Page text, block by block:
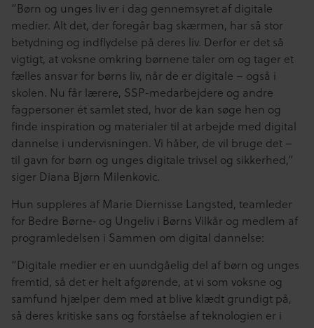
”Børn og unges liv er i dag gennemsyret af digitale
medier. Alt det, der foregår bag skærmen, har så stor
betydning og indflydelse på deres liv. Derfor er det så
vigtigt, at voksne omkring børnene taler om og tager et
fælles ansvar for børns liv, når de er digitale – også i
skolen. Nu får lærere, SSP-medarbejdere og andre
fagpersoner ét samlet sted, hvor de kan søge hen og
finde inspiration og materialer til at arbejde med digital
dannelse i undervisningen. Vi håber, de vil bruge det –
til gavn for børn og unges digitale trivsel og sikkerhed,”
siger Diana Bjørn Milenkovic.
Hun suppleres af Marie Diernisse Langsted, teamleder
for Bedre Børne‑ og Ungeliv i Børns Vilkår og medlem af
programledelsen i Sammen om digital dannelse:
”Digitale medier er en uundgåelig del af børn og unges
fremtid, så det er helt afgørende, at vi som voksne og
samfund hjælper dem med at blive klædt grundigt på,
så deres kritiske sans og forståelse af teknologien er i